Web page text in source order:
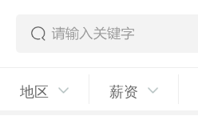
地区 薪资